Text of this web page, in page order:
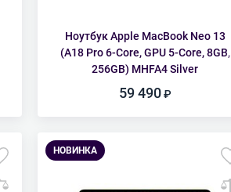
Ноутбук Apple MacBook Neo 13
(A18 Pro 6-Core, GPU 5-Core, 8GB,
256GB) MHFA4 Silver
59 490
НОВИНКА